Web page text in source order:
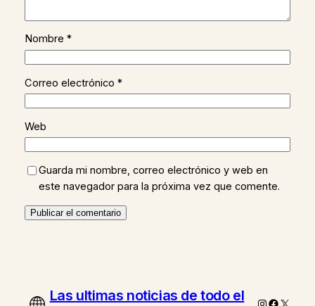
Nombre *
Correo electrónico *
Web
Guarda mi nombre, correo electrónico y web en
este navegador para la próxima vez que comente.
Las ultimas noticias de todo el
Instagram
X